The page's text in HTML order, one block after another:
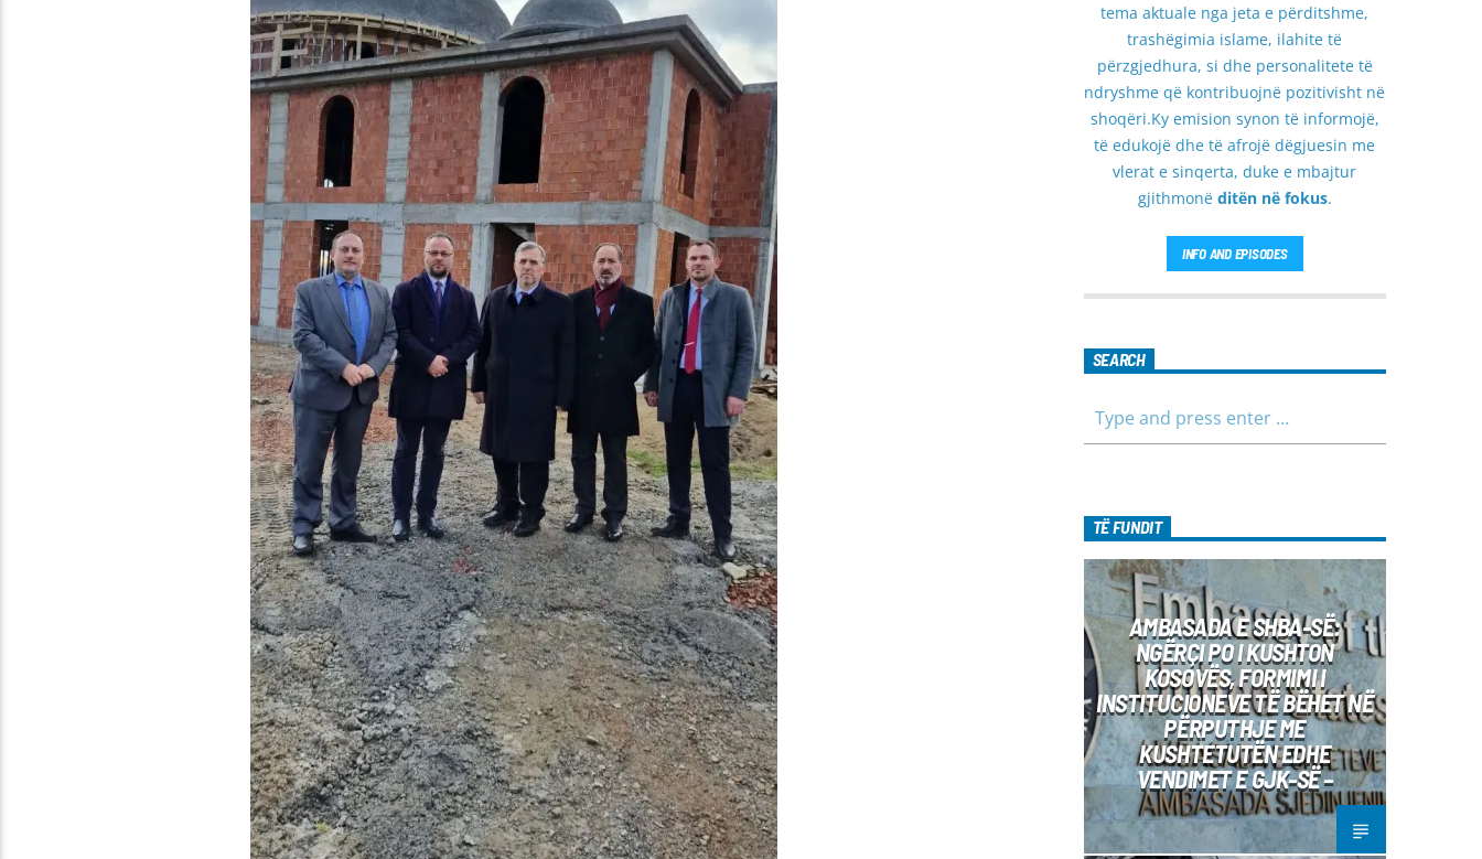
tema aktuale nga jeta e përditshme,
trashëgimia islame, ilahite të
përzgjedhura, si dhe personalitete të
ndryshme që kontribuojnë pozitivisht në
shoqëri.Ky emision synon të informojë,
të edukojë dhe të afrojë dëgjuesin me
vlerat e sinqerta, duke e mbajtur
gjithmonë ditën në fokus.
INFO AND EPISODES
SEARCH
TË FUNDIT
AMBASADA E SHBA-SË:
NGËRÇI PO I KUSHTON
KOSOVËS, FORMIMI I
INSTITUCIONEVE TË BËHET NË
PËRPUTHJE ME
KUSHTETUTËN EDHE
VENDIMET E GJK-SË –